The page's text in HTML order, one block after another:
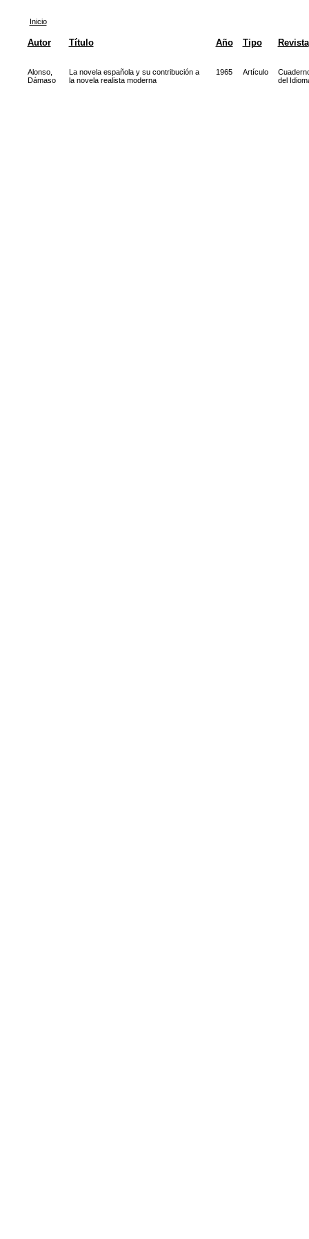
Inicio
Autor Título Año Tipo Revista
Alonso,
Dámaso
La novela española y su contribución a
la novela realista moderna
1965 Artículo
del